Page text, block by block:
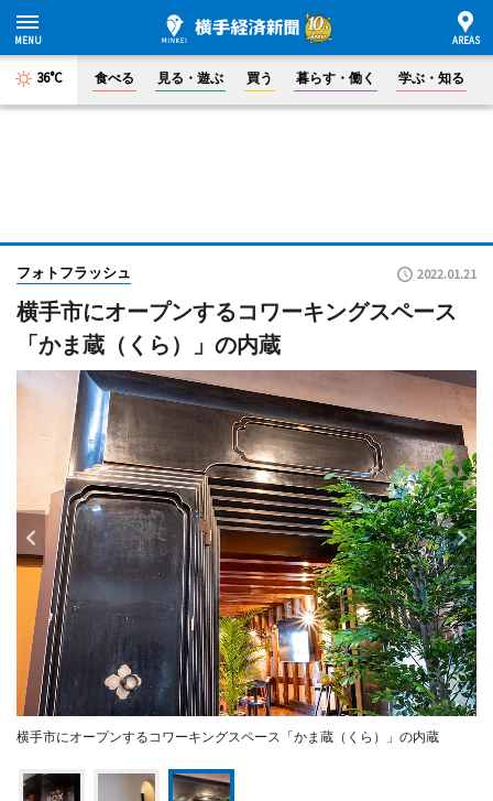
36°C 食べる 見る・遊ぶ 買う 暮らす・働く 学ぶ・知る
フォトフラッシュ 2022.01.21
横手市にオープンするコワーキングスペース
「かま蔵（くら）」の内蔵
横手市にオープンするコワーキングスペース「かま蔵（くら）」の内蔵